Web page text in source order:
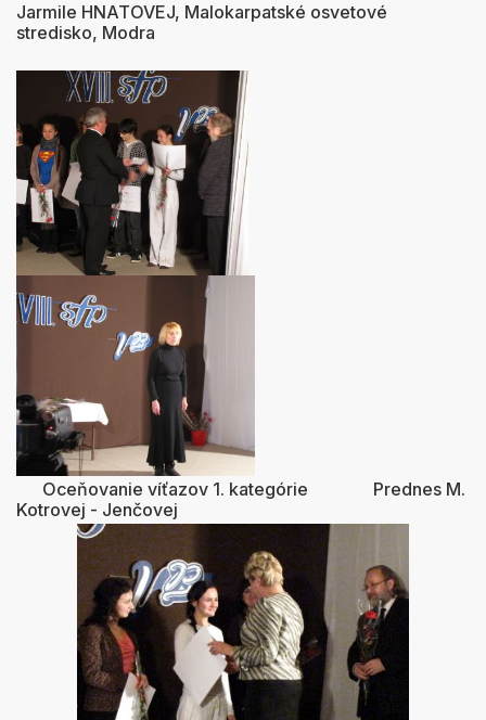
Jarmile HNATOVEJ, Malokarpatské osvetové
stredisko, Modra
Oceňovanie víťazov 1. kategórie Prednes M.
Kotrovej - Jenčovej